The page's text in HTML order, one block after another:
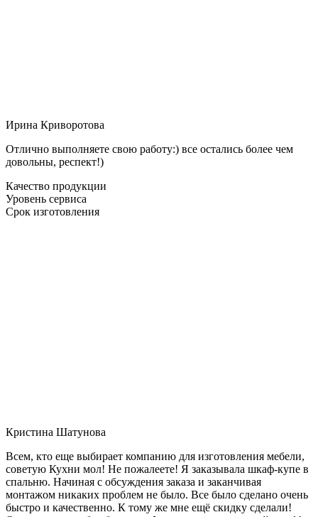
Ирина Криворотова
Отлично выполняете свою работу:) все остались более чем
довольны, респект!)
Качество продукции
Уровень сервиса
Срок изготовления
Кристина Шатунова
Всем, кто еще выбирает компанию для изготовления мебели,
советую Кухни мол! Не пожалеете! Я заказывала шкаф-купе в
спальню. Начиная с обсуждения заказа и заканчивая
монтажом никаких проблем не было. Все было сделано очень
быстро и качественно. К тому же мне ещё скидку сделали!